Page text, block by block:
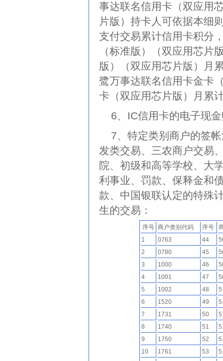
事达联名信用卡（双应用
片版）持卡人可依据本细
支付交易累计信用卡积分
（标准版）（双应用芯片
版）（双应用芯片版）月
鹭万事达联名信用卡金卡
卡（双应用芯片版）月累
6、IC信用卡的电子现
7、特定类别商户的签
发类交易、三农商户交易
院、初级和高等学校、大
利事业、罚款、保释金和
款、中国银联认定的特殊
生的交易：
序号 商户类别代码 序号
1
0763 44
2
0780 45
3
1000 46
4
1001 47
5
1002 48
6
1520 49
7
1731 50
8
1740 51
9
1750 52
10
1761 53